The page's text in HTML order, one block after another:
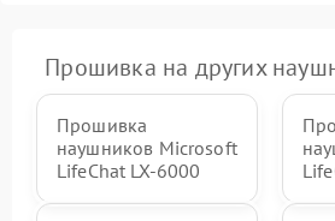
Прошивка на других
Прошивка
наушников Microsoft
LifeChat LX-6000